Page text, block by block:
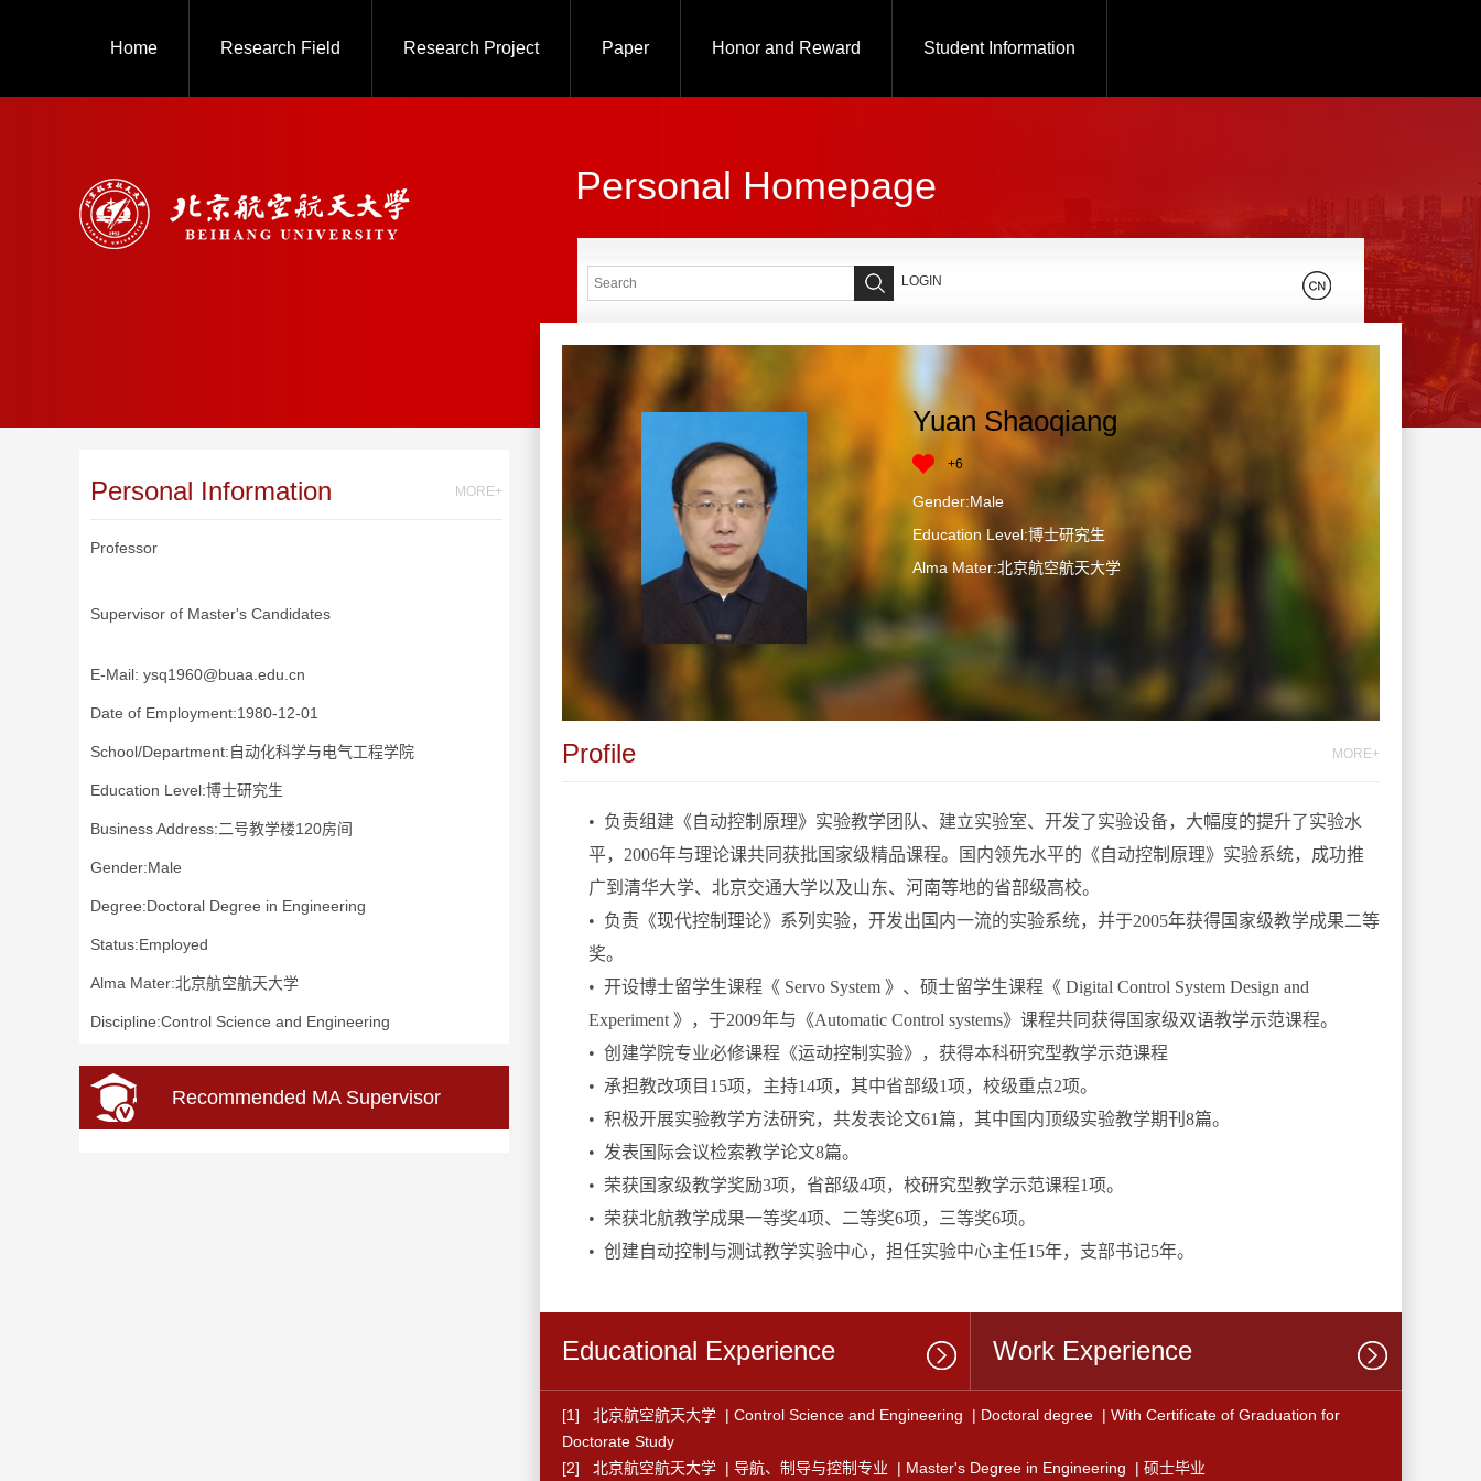
Home Research Field Research Project Paper Honor and Reward Student Information
Personal Homepage
Personal Information MORE+
Professor
Supervisor of Master's Candidates
E-Mail: ysq1960@buaa.edu.cn
Date of Employment:1980-12-01
School/Department:自动化科学与电气工程学院
Education Level:博士研究生
Business Address:二号教学楼120房间
Gender:Male
Degree:Doctoral Degree in Engineering
Status:Employed
Alma Mater:北京航空航天大学
Discipline:Control Science and Engineering
Recommended MA Supervisor
LOGIN
Yuan Shaoqiang
+6
Gender:Male
Education Level:博士研究生
Alma Mater:北京航空航天大学
Profile MORE+
• 负责组建《自动控制原理》实验教学团队、建立实验室、开发了实验设备，大幅度的提升了实验水
平，2006年与理论课共同获批国家级精品课程。国内领先水平的《自动控制原理》实验系统，成功推
广到清华大学、北京交通大学以及山东、河南等地的省部级高校。
• 负责《现代控制理论》系列实验，开发出国内一流的实验系统，并于2005年获得国家级教学成果二等
奖。
• 开设博士留学生课程《 Servo System 》、硕士留学生课程《 Digital Control System Design and
Experiment 》，于2009年与《Automatic Control systems》课程共同获得国家级双语教学示范课程。
• 创建学院专业必修课程《运动控制实验》，获得本科研究型教学示范课程
• 承担教改项目15项，主持14项，其中省部级1项，校级重点2项。
• 积极开展实验教学方法研究，共发表论文61篇，其中国内顶级实验教学期刊8篇。
• 发表国际会议检索教学论文8篇。
• 荣获国家级教学奖励3项，省部级4项，校研究型教学示范课程1项。
• 荣获北航教学成果一等奖4项、二等奖6项，三等奖6项。
• 创建自动控制与测试教学实验中心，担任实验中心主任15年，支部书记5年。
Educational Experience Work Experience
[1] 北京航空航天大学 | Control Science and Engineering | Doctoral degree | With Certificate of Graduation for
Doctorate Study
[2] 北京航空航天大学 | 导航、制导与控制专业 | Master's Degree in Engineering | 硕士毕业